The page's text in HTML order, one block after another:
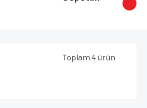
Toplam 4 ürün